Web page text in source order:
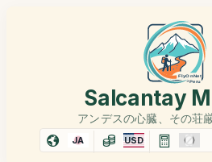
Salcantay
アンデスの心臓、その荘
JA USD